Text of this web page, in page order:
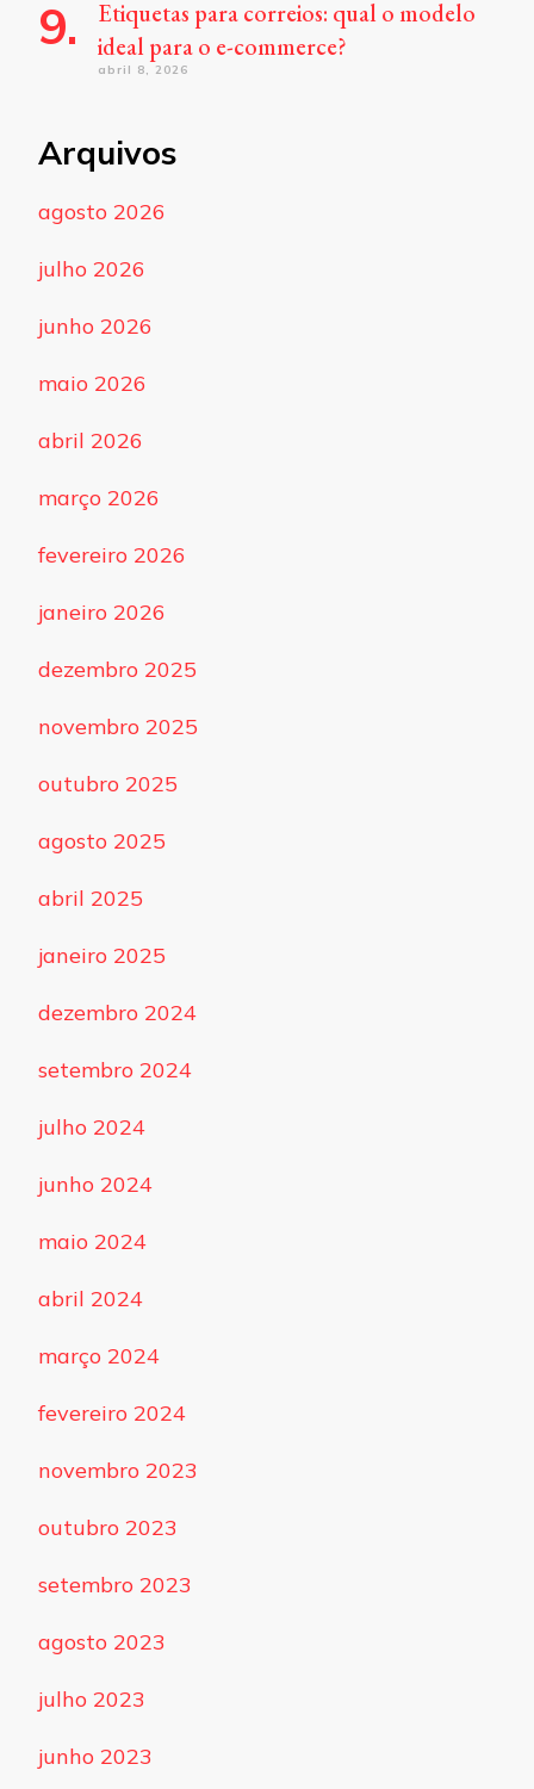
Etiquetas para correios: qual o modelo
ideal para o e-commerce?
abril 8, 2026
Arquivos
agosto 2026
julho 2026
junho 2026
maio 2026
abril 2026
março 2026
fevereiro 2026
janeiro 2026
dezembro 2025
novembro 2025
outubro 2025
agosto 2025
abril 2025
janeiro 2025
dezembro 2024
setembro 2024
julho 2024
junho 2024
maio 2024
abril 2024
março 2024
fevereiro 2024
novembro 2023
outubro 2023
setembro 2023
agosto 2023
julho 2023
junho 2023